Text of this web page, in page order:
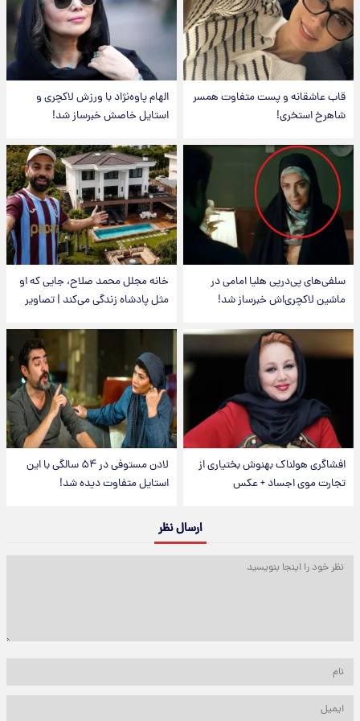
قاب عاشقانه و پست متفاوت همسر
شاهرخ استخری!
الهام پاوه‌نژاد با ورزش لاکچری و
استایل خاصش خبرساز شد!
سلفی‌های پی‌درپی هلیا امامی در
ماشین لاکچری‌اش خبرساز شد!
خانه مجلل محمد صلاح، جایی که او
مثل پادشاه زندگی می‌کند | تصاویر
افشاگری هولناک بهنوش بختیاری از
تجارت موی اجساد + عکس
لادن مستوفی در ۵۴ سالگی با این
استایل متفاوت دیده شد!
ارسال نظر